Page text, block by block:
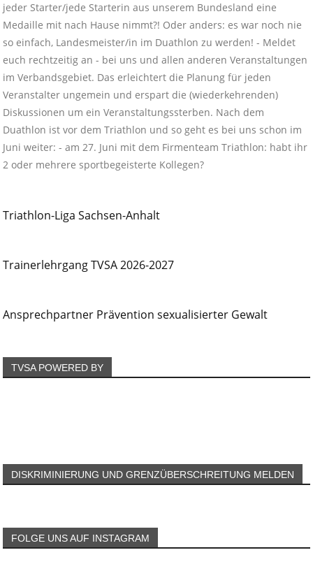
jeder Starter/jede Starterin aus unserem Bundesland eine
Medaille mit nach Hause nimmt?! Oder anders: es war noch nie
so einfach, Landesmeister/in im Duathlon zu werden! - Meldet
euch rechtzeitig an - bei uns und allen anderen Veranstaltungen
im Verbandsgebiet. Das erleichtert die Planung für jeden
Veranstalter ungemein und erspart die (wiederkehrenden)
Diskussionen um ein Veranstaltungssterben. Nach dem
Duathlon ist vor dem Triathlon und so geht es bei uns schon im
Juni weiter: - am 27. Juni mit dem Firmenteam Triathlon: habt ihr
2 oder mehrere sportbegeisterte Kollegen?
Triathlon-Liga Sachsen-Anhalt
Trainerlehrgang TVSA 2026-2027
Ansprechpartner Prävention sexualisierter Gewalt
TVSA POWERED BY
DISKRIMINIERUNG UND GRENZÜBERSCHREITUNG MELDEN
FOLGE UNS AUF INSTAGRAM